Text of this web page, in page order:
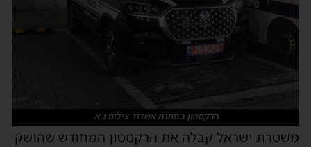
הרקסטון בתחנת אשדוד צילום נ.א.
ישראל קבלה את הרקסטון המחודש שהושק